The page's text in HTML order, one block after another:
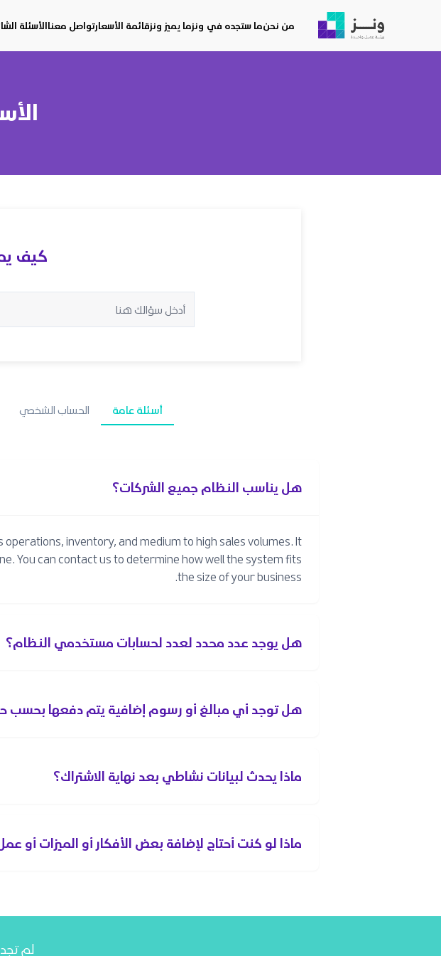
من نحنما ستجده في ونزما يميز ونزقائمة الأسعارتواصل معناالأسئلة
كيف
أسئلة عامة الحساب الشخصي
هل يناسب النظام جميع الشركات؟
inventory, and medium to high sales volumes. It
You can contact us to determine how well the system fits
the size of your business.
هل يوجد عدد محدد لعدد لحسابات مستخدمي النظام؟
هل توجد أي مبالغ أو رسوم إضافية يتم دفعها بحسب
ماذا يحدث لبيانات نشاطي بعد نهاية الاشتراك؟
ماذا لو كنت أحتاج لإضافة بعض الأفكار أو الميزات
لم